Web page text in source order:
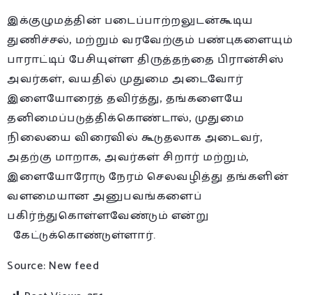
இக்குழுமத்தின் படைப்பாற்றலுடன்கூடிய
துணிச்சல், மற்றும் வரவேற்கும் பண்புகளையும்
பாராட்டிப் பேசியுள்ள திருத்தந்தை பிரான்சிஸ்
அவர்கள், வயதில் முதுமை அடைவோர்
இளையோரைத் தவிர்த்து, தங்களையே
தனிமைப்படுத்திக்கொண்டால், முதுமை
நிலையை விரைவில் கூடுதலாக அடைவர்,
அதற்கு மாறாக, அவர்கள் சிறார் மற்றும்,
இளையோரோடு நேரம் செலவழித்து தங்களின்
வளமையான அனுபவங்களைப்
பகிர்ந்துகொள்ளவேண்டும் என்று
கேட்டுக்கொண்டுள்ளார்.
Source: New feed